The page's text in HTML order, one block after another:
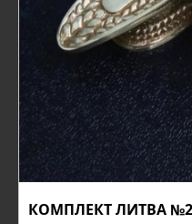
КОМПЛЕКТ ЛИТВА